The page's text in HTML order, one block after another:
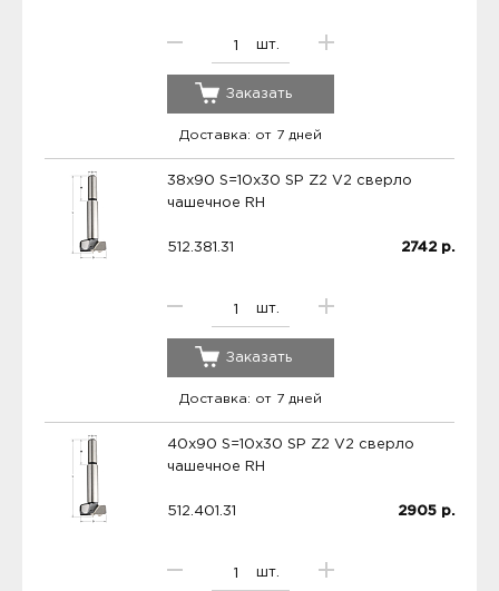
шт.
Заказать
Доставка: от 7 дней
38x90 S=10x30 SP Z2 V2 сверло
чашечное RH
512.381.31
шт.
2742 р.
Заказать
Доставка: от 7 дней
40x90 S=10x30 SP Z2 V2 сверло
чашечное RH
512.401.31
шт.
2905 р.